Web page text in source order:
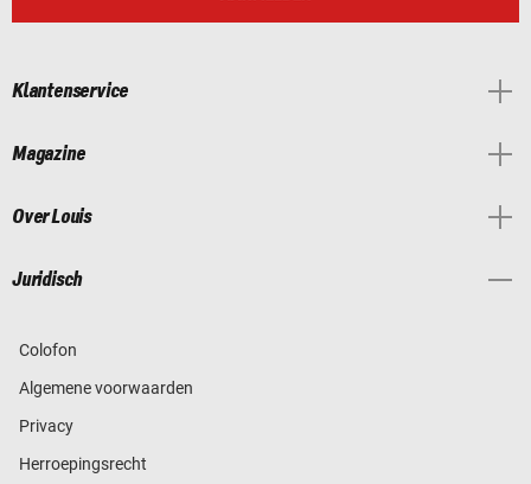
Klantenservice
Magazine
Over Louis
Juridisch
Colofon
Algemene voorwaarden
Privacy
Herroepingsrecht